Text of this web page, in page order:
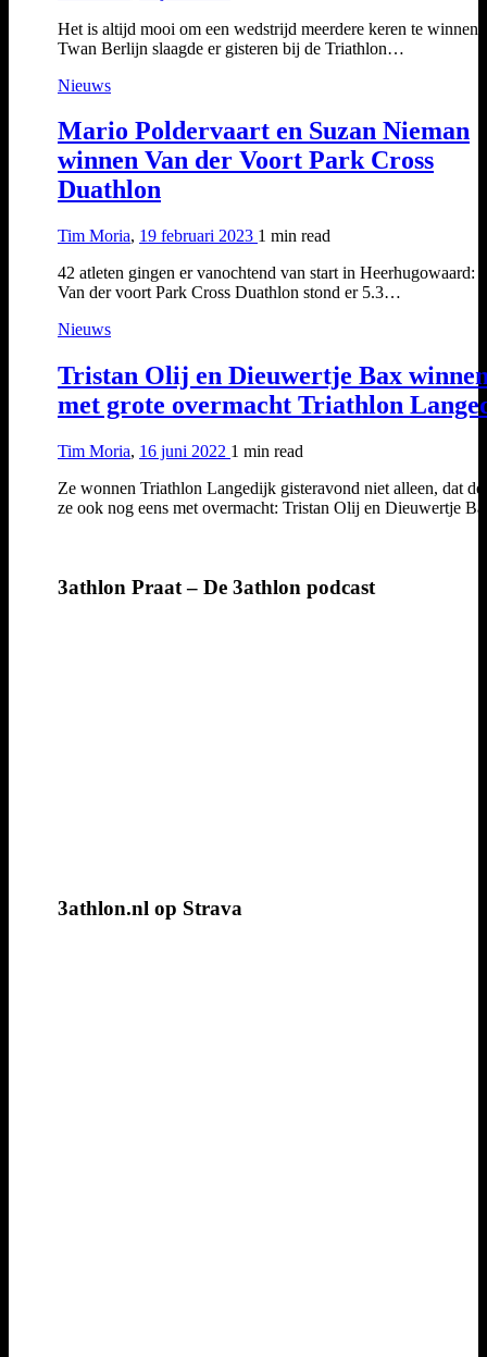
Het is altijd mooi om een wedstrijd meerdere keren te winnen
Twan Berlijn slaagde er gisteren bij de Triathlon…
Nieuws
Mario Poldervaart en Suzan Nieman
winnen Van der Voort Park Cross
Duathlon
Tim Moria, 19 februari 2023 1 min read
42 atleten gingen er vanochtend van start in Heerhugowaard:
Van der voort Park Cross Duathlon stond er 5.3…
Nieuws
Tristan Olij en Dieuwertje Bax
met grote overmacht Triathlon
Tim Moria, 16 juni 2022 1 min read
Ze wonnen Triathlon Langedijk gisteravond niet alleen, dat
ze ook nog eens met overmacht: Tristan Olij en Dieuwertje
3athlon Praat – De 3athlon podcast
3athlon.nl op Strava